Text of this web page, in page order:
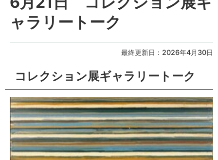
ャラリートーク
最終更新日：2026年4月30日
コレクション展ギャラリートーク